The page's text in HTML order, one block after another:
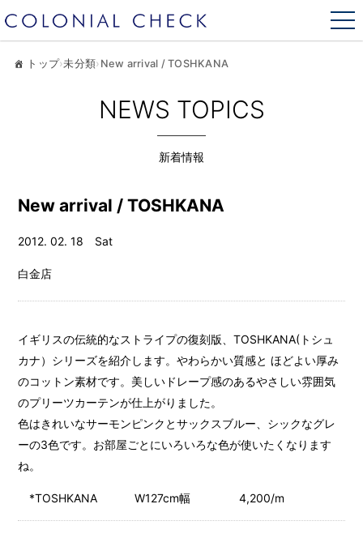
トップ›未分類› New arrival / TOSHKANA
NEWS TOPICS
新着情報
New arrival / TOSHKANA
2012. 02. 18 Sat
白金店
イギリスの伝統的なストライプの復刻版、TOSHKANA(トシュ
カナ）シリーズを紹介します。やわらかい質感と ほどよい厚み
のコットン素材です。美しいドレープ感のあるやさしい雰囲気
のプリーツカーテンが仕上がりました。
色はきれいなサーモンピンクとサックスブルー、シックなグレ
ーの3色です。お部屋ごとにいろいろな色が使いたくなります
ね。
*TOSHKANA W127cm幅 4,200/m